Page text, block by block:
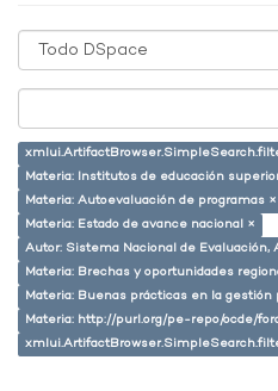
Materia: Institutos de educación
Materia: Autoevaluación de programas ×
Materia: Estado de avance nacional ×
Autor: Sistema Nacional de
Materia: Brechas y oportunidades
Materia: Buenas prácticas en la gestión
Materia: http://purl.org/pe-repo/ocde/